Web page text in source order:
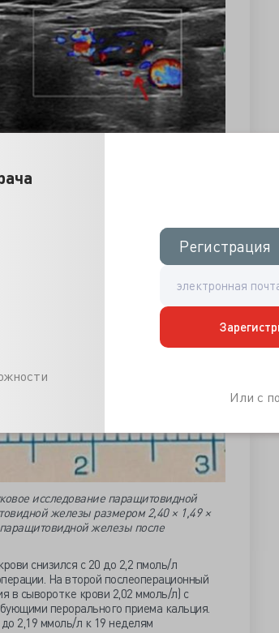
Регистрация
Регистрация
Или с
исследование паращитовидной
железы размером 2,40 × 1,49 ×
железы после
снизился с 20 до 2,2 пмоль/л
На второй послеоперационный
в сыворотке крови 2,02 ммоль/л) с
перорального приема кальция.
2,19 ммоль/л к 19 неделям